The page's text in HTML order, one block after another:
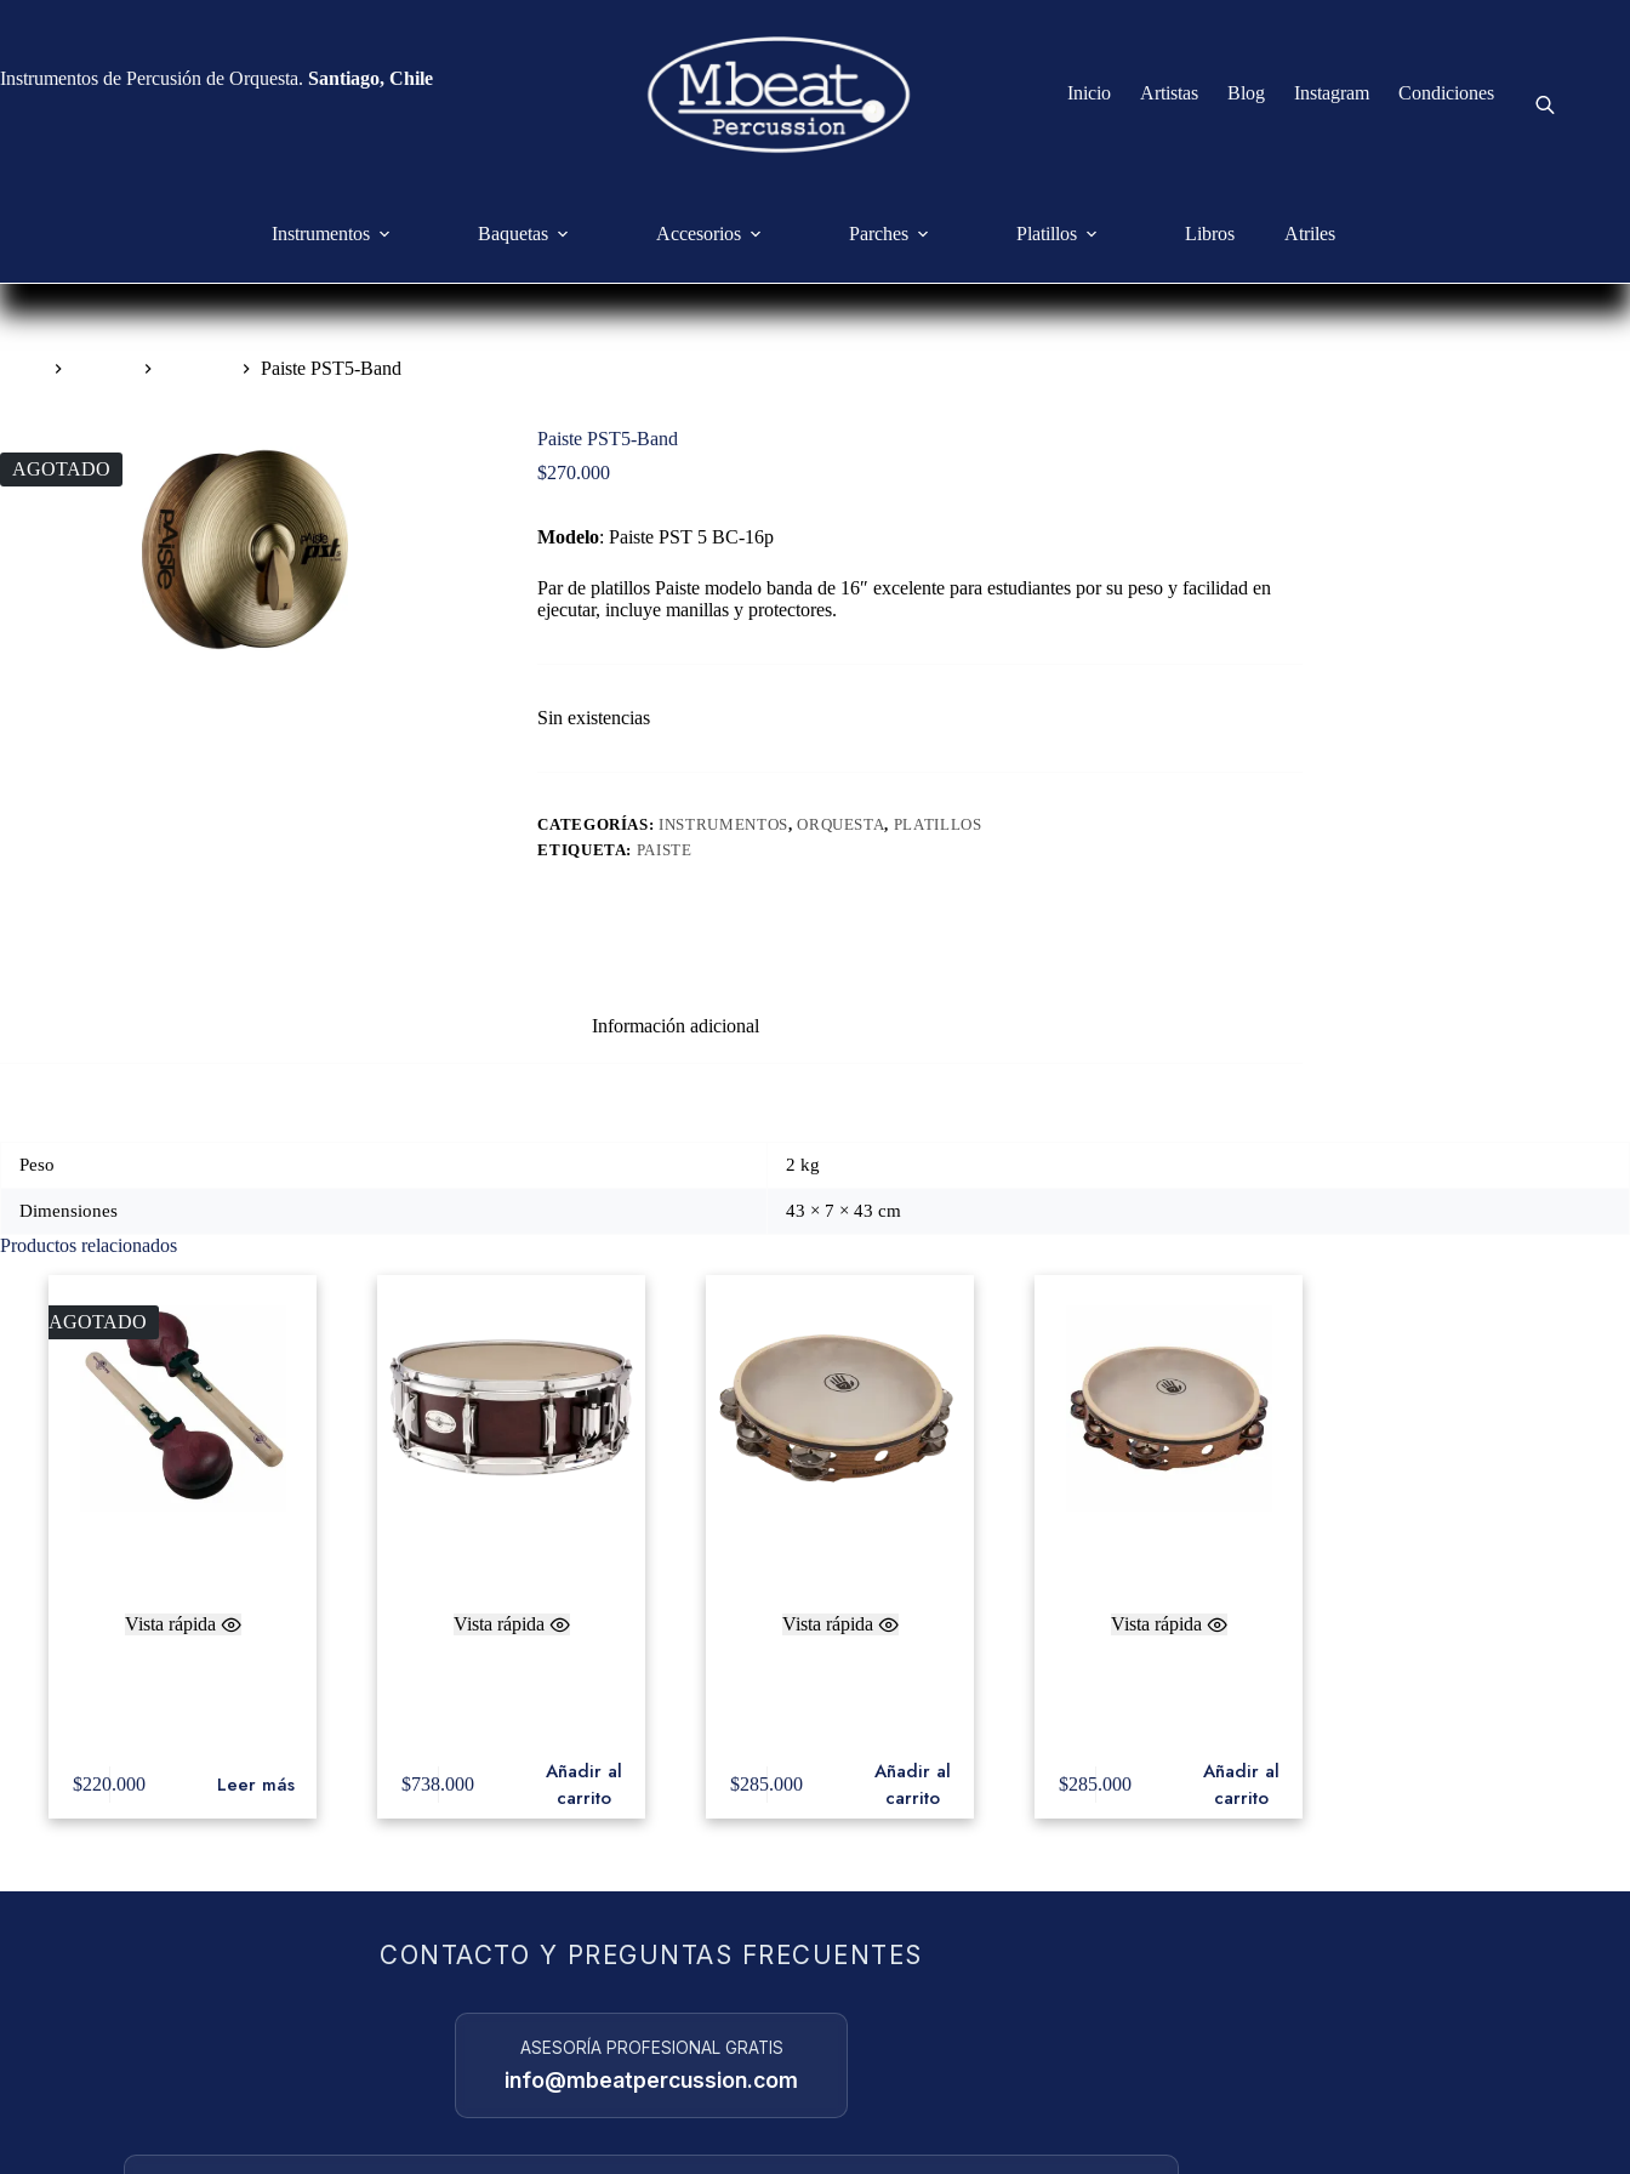
Instrumentos de Percusión de Orquesta. Santiago, Chile
Inicio Artistas Blog Instagram Condiciones
Instrumentos Baquetas Accesorios Parches Platillos Libros Atriles
Paiste PST5-Band
AGOTADO
Paiste PST5-Band
$270.000
Modelo: Paiste PST 5 BC-16p
Par de platillos Paiste modelo banda de 16″ excelente para estudiantes por su peso y facilidad en
ejecutar, incluye manillas y protectores.
Sin existencias
CATEGORÍAS:INSTRUMENTOS,ORQUESTA, PLATILLOS
ETIQUETA: PAISTE
Información adicional
Peso 2 kg
Dimensiones 43 × 7 × 43 cm
Productos relacionados
AGOTADO
Vista rápida
$220.000 Leer más
Vista rápida
$738.000
Añadir al
carrito
Vista rápida
$285.000
Añadir al
carrito
Vista rápida
$285.000
Añadir al
carrito
CONTACTO Y PREGUNTAS FRECUENTES
ASESORÍA PROFESIONAL GRATIS
info@mbeatpercussion.com